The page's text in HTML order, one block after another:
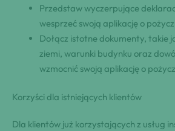
Przedstaw wyczerpujące
wesprzeć swoją aplikację o
Dołącz istotne dokumenty, takie
ziemi, warunki budynku oraz
wzmocnić swoją aplikację o
Korzyści dla istniejących klientów
Dla klientów już korzystających z usług